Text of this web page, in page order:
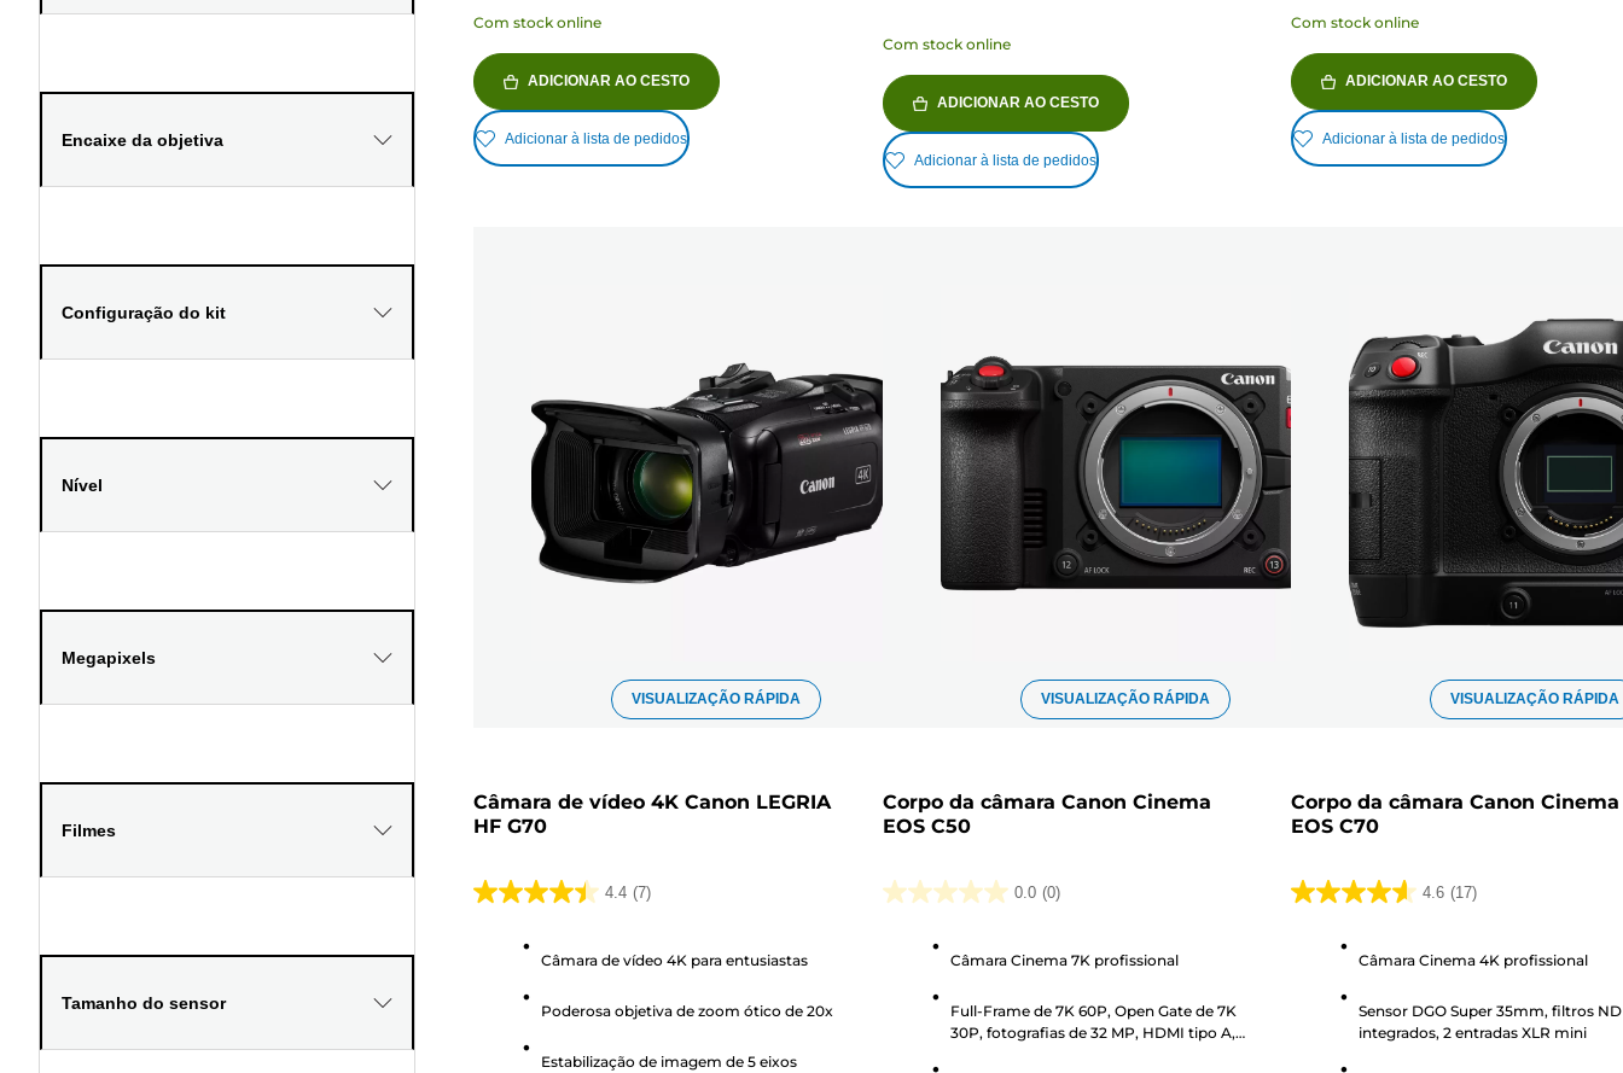
Encaixe da objetiva
Configuração do kit
Nível
Megapixels
Filmes
Tamanho do sensor
Com stock online
ADICIONAR AO CESTO
Adicionar à lista de pedidos
Com stock online
ADICIONAR AO CESTO
Adicionar à lista de pedidos
Com stock online
ADICIONAR AO CESTO
Adicionar à lista de pedidos
VISUALIZAÇÃO RÁPIDA
Câmara de vídeo 4K Canon LEGRIA
HF G70
4.4 (7)
4.4
estrelas.
análises
Câmara de vídeo 4K para entusiastas
Poderosa objetiva de zoom ótico de 20x
Estabilização de imagem de 5 eixos
VISUALIZAÇÃO RÁPIDA
Corpo da câmara Canon Cinema
EOS C50
0.0 (0)
0.0
estrelas.
Câmara Cinema 7K profissional
Full-Frame de 7K 60P, Open Gate de 7K
30P, fotografias de 32 MP, HDMI tipo A,
VISUALIZAÇÃO RÁPIDA
Corpo da câmara Canon Cinema
EOS C70
4.6 (17)
4.6
estrelas.
Câmara Cinema 4K profissional
Sensor DGO Super 35mm, filtros ND
integrados, 2 entradas XLR mini